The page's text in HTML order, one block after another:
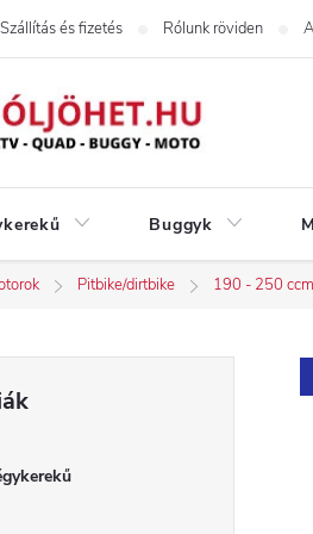
Szállítás és fizetés Rólunk röviden
Buggyk
Pitbike/dirtbike 190 - 250 ccm